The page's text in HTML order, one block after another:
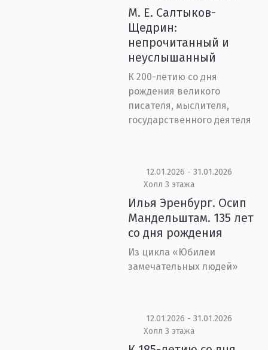
М. Е. Салтыков-
Щедрин:
непрочитанный и
неуслышанный
К 200-летию со дня
рождения великого
писателя, мыслителя,
государственного деятеля
12.01.2026 - 31.01.2026
Холл 3 этажа
Илья Эренбург. Осип
Мандельштам. 135 лет
со дня рождения
Из цикла «Юбилеи
замечательных людей»
12.01.2026 - 31.01.2026
Холл 3 этажа